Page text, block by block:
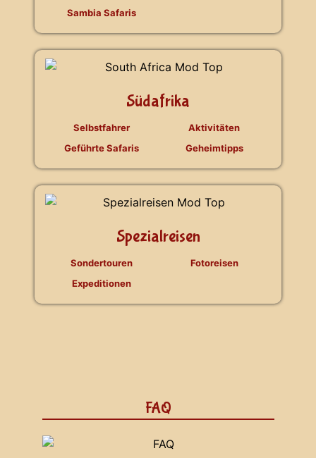
Sambia Safaris
Südafrika
Selbstfahrer
Geführte Safaris
Aktivitäten
Geheimtipps
Spezialreisen
Sondertouren
Expeditionen
Fotoreisen
FAQ